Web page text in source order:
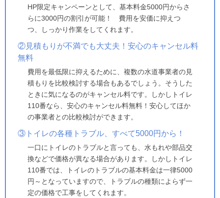
HP限定キャンペーンとして、基本料金5000円からさ
らに3000円の割引が可能！ 費用を安価に抑えつ
つ、しっかり作業をしてくれます。
②見積もりが不満でも大丈夫！安心のキャンセル料
無料
費用を最低限に抑えるために、複数の水道事業者の見
積もりを比較検討する場合もあるでしょう。そうした
ときに気になるのがキャンセル料です。しかしトイレ
110番なら、安心のキャンセル料無料！安心してほか
の事業者との比較検討ができます。
③トイレの各種トラブル、すべて5000円から！
一口にトイレのトラブルと言っても、水もれや部品交
換などで価格が異なる場合があります。しかしトイレ
110番では、トイレのトラブルの基本料金は一律5000
円～となっていますので、トラブルの種類によらず一
定の価格で工事をしてくれます。